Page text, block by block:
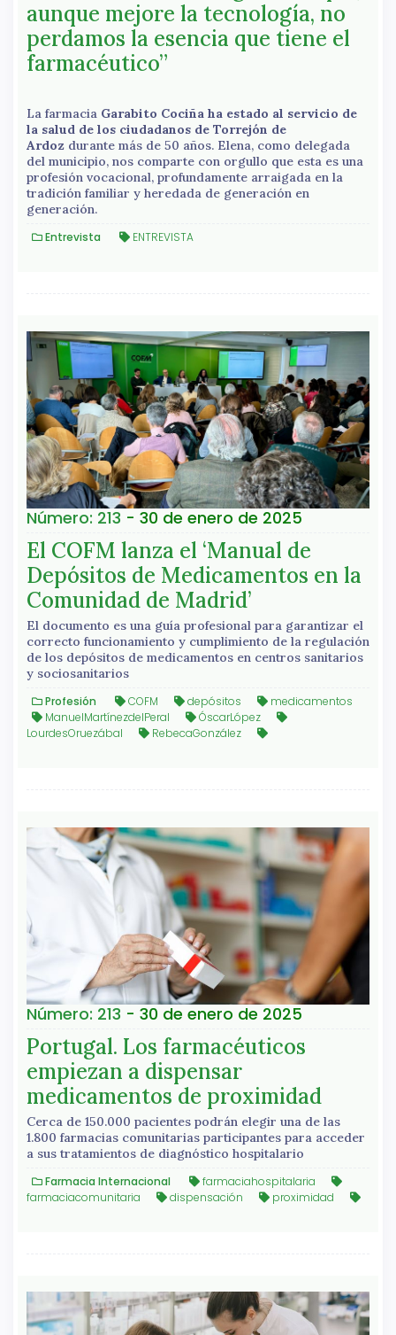
aunque mejore la tecnología, no
perdamos la esencia que tiene el
farmacéutico”
La farmacia Garabito Cociña ha estado al servicio de
la salud de los ciudadanos de Torrejón de
Ardoz durante más de 50 años. Elena, como delegada
del municipio, nos comparte con orgullo que esta es una
profesión vocacional, profundamente arraigada en la
tradición familiar y heredada de generación en
generación.
Entrevista ENTREVISTA
Número: 213 - 30 de enero de 2025
El COFM lanza el ‘Manual de
Depósitos de Medicamentos en la
Comunidad de Madrid’
El documento es una guía profesional para garantizar el
correcto funcionamiento y cumplimiento de la regulación
de los depósitos de medicamentos en centros sanitarios
y sociosanitarios
Profesión COFM depósitos
medicamentos
ManuelMartínezdelPeral
ÓscarLópez
LourdesOruezábal
RebecaGonzález
Número: 213 - 30 de enero de 2025
Portugal. Los farmacéuticos
empiezan a dispensar
medicamentos de proximidad
Cerca de 150.000 pacientes podrán elegir una de las
1.800 farmacias comunitarias participantes para acceder
a sus tratamientos de diagnóstico hospitalario
Farmacia Internacional
farmaciahospitalaria
farmaciacomunitaria
dispensación proximidad